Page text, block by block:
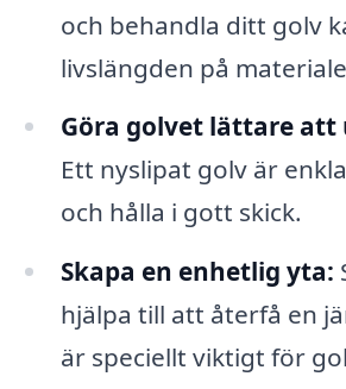
och behandla ditt golv
livslängden på
Göra golvet lättare att
Ett nyslipat golv är
och hålla i gott skick.
Skapa en enhetlig yta:
hjälpa till att återfå en
är speciellt viktigt för